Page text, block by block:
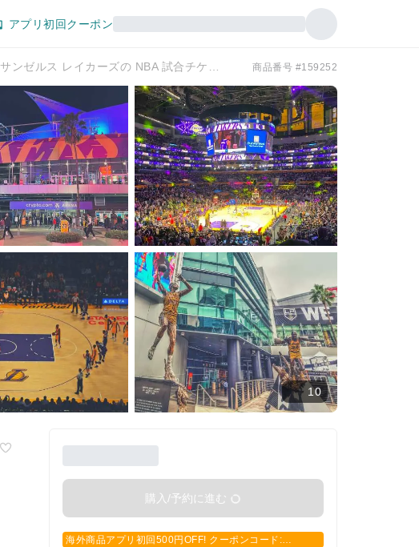
アプリ初回クーポン
商品番号 #159252
10
購入/予約に進む
海外商品アプリ初回500円OFF! クーポンコード: